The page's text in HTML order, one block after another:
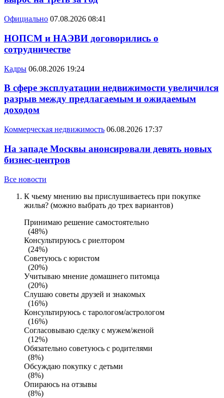
Официально 07.08.2026 08:41
НОПСМ и НАЭВИ договорились о
сотрудничестве
Кадры 06.08.2026 19:24
В сфере эксплуатации недвижимости увеличился
разрыв между предлагаемым и ожидаемым
доходом
Коммерческая недвижимость 06.08.2026 17:37
На западе Москвы анонсировали девять новых
бизнес-центров
Все новости
К чьему мнению вы прислушиваетесь при покупке
жилья? (можно выбрать до трех вариантов)
Принимаю решение самостоятельно
(48%)
Консультируюсь с риелтором
(24%)
Советуюсь с юристом
(20%)
Учитываю мнение домашнего питомца
(20%)
Слушаю советы друзей и знакомых
(16%)
Консультируюсь с тарологом/астрологом
(16%)
Согласовываю сделку с мужем/женой
(12%)
Обязательно советуюсь с родителями
(8%)
Обсуждаю покупку с детьми
(8%)
Опираюсь на отзывы
(8%)